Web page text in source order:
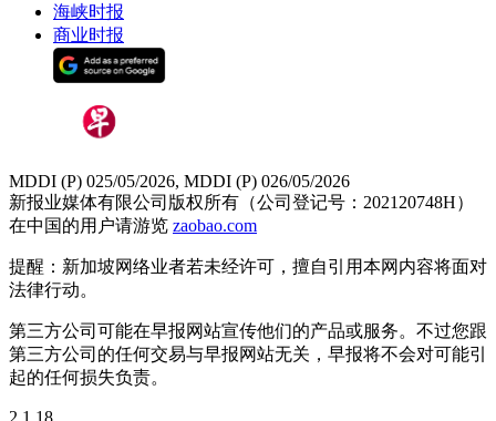
海峡时报
商业时报
MDDI (P) 025/05/2026, MDDI (P) 026/05/2026
新报业媒体有限公司版权所有（公司登记号：202120748H）
在中国的用户请游览 zaobao.com
提醒：新加坡网络业者若未经许可，擅自引用本网内容将面对
法律行动。
第三方公司可能在早报网站宣传他们的产品或服务。不过您跟
第三方公司的任何交易与早报网站无关，早报将不会对可能引
起的任何损失负责。
2.1.18